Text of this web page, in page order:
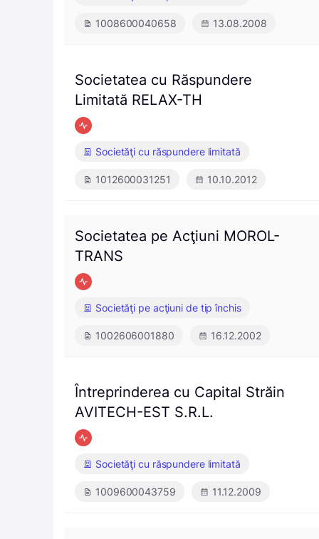
1008600040658 13.08.2008
Societatea cu Răspundere
Limitată RELAX-TH
Societăţi cu răspundere limitată
1012600031251 10.10.2012
Societatea pe Acţiuni MOROL-
TRANS
Societăţi pe acţiuni de tip închis
1002606001880 16.12.2002
Întreprinderea cu Capital Străin
AVITECH-EST S.R.L.
Societăţi cu răspundere limitată
1009600043759 11.12.2009